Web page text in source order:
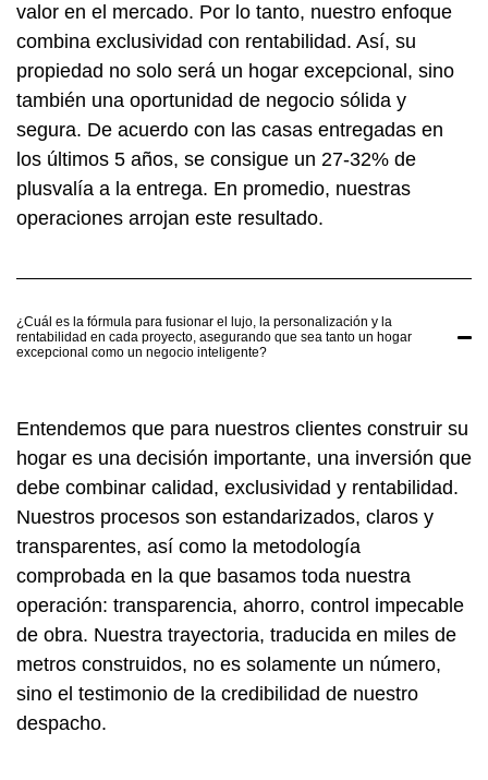
valor en el mercado. Por lo tanto, nuestro enfoque
combina exclusividad con rentabilidad. Así, su
propiedad no solo será un hogar excepcional, sino
también una oportunidad de negocio sólida y
segura. De acuerdo con las casas entregadas en
los últimos 5 años, se consigue un 27-32% de
plusvalía a la entrega. En promedio, nuestras
operaciones arrojan este resultado.
¿Cuál es la fórmula para fusionar el lujo, la personalización y la
rentabilidad en cada proyecto, asegurando que sea tanto un hogar
excepcional como un negocio inteligente?
Entendemos que para nuestros clientes construir su
hogar es una decisión importante, una inversión que
debe combinar calidad, exclusividad y rentabilidad.
Nuestros procesos son estandarizados, claros y
transparentes, así como la metodología
comprobada en la que basamos toda nuestra
operación: transparencia, ahorro, control impecable
de obra. Nuestra trayectoria, traducida en miles de
metros construidos, no es solamente un número,
sino el testimonio de la credibilidad de nuestro
despacho.